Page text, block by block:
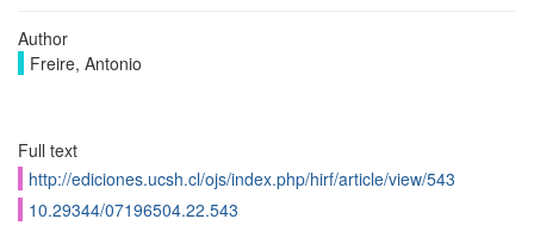
Author
Freire, Antonio
Full text
http://ediciones.ucsh.cl/ojs/index.php/hirf/article/view/543
10.29344/07196504.22.543